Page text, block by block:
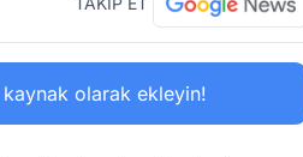
olarak ekleyin!